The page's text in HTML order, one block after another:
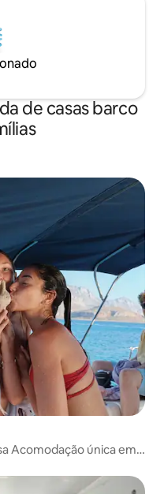
de casas barco
Acomodação única em